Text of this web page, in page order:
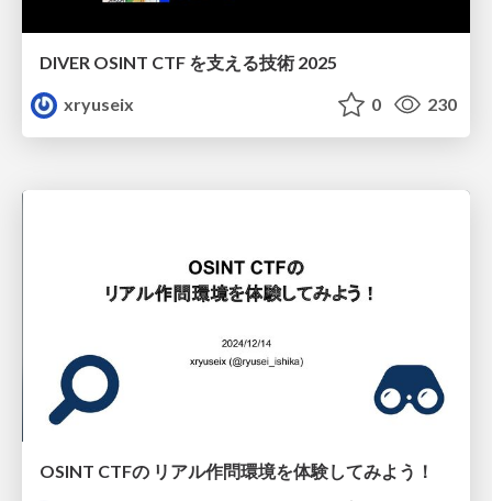
DIVER OSINT CTF を支える技術 2025
xryuseix
0 230
OSINT CTFの リアル作問環境を体験してみよう！